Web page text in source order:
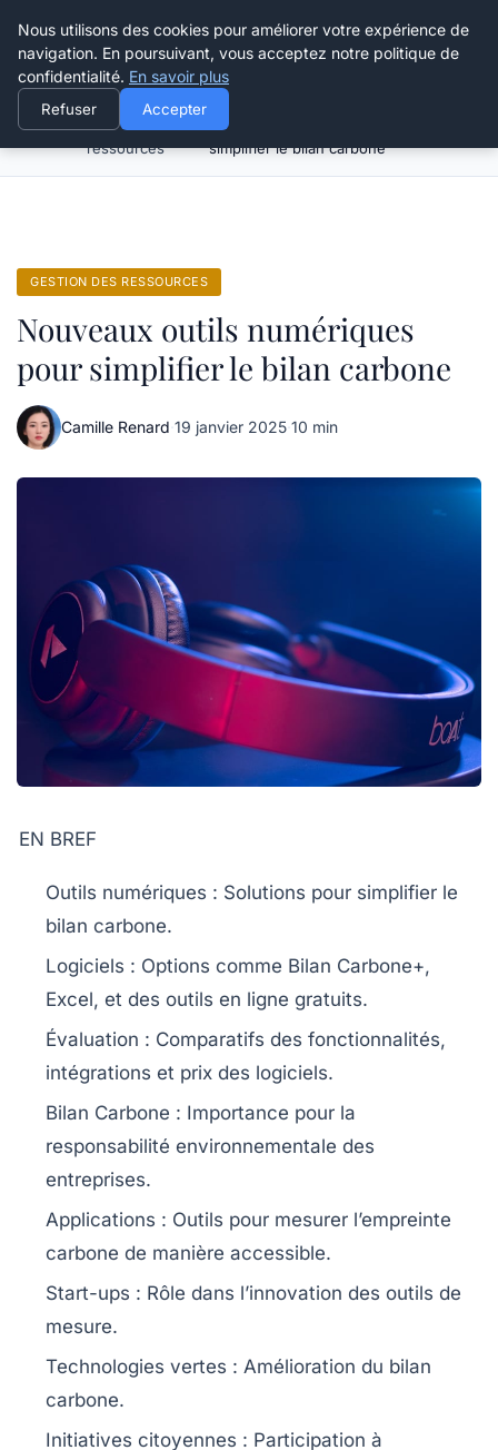
Happy Calyx Farmer
Gestion des
ressources
Nouveaux outils numériques pour
simplifier le bilan carbone
GESTION DES RESSOURCES
Nouveaux outils numériques
pour simplifier le bilan carbone
Camille Renard·19 janvier 2025·10 min
EN BREF
Outils numériques : Solutions pour simplifier le
bilan carbone.
Logiciels : Options comme Bilan Carbone+,
Excel, et des outils en ligne gratuits.
Évaluation : Comparatifs des fonctionnalités,
intégrations et prix des logiciels.
Bilan Carbone : Importance pour la
responsabilité environnementale des
entreprises.
Applications : Outils pour mesurer l’empreinte
carbone de manière accessible.
Start-ups : Rôle dans l’innovation des outils de
mesure.
Technologies vertes : Amélioration du bilan
carbone.
Initiatives citoyennes : Participation à
Nous utilisons des cookies pour améliorer votre expérience de
navigation. En poursuivant, vous acceptez notre politique de
confidentialité. En savoir plus
Refuser Accepter